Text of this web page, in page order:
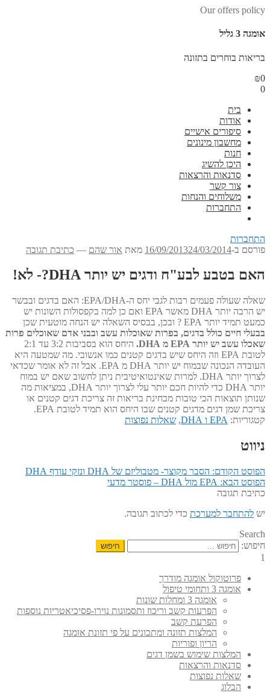
Our offers policy
אומגה 3 גליל
בריאות בוחרים בתזונה
₪0
0
בית
אודות
סיפורים אישיים
מחשבון מינונים
חנות
היכן להשיג
סדנאות והרצאות
צור קשר
משלוחים והנחות
התחברות
התחברות
פורסם ב-
16/09/201324/03/2014 מאת אור שהם — כתיבת תגובה
האם בטבע לבע"ח ודגים יש יותר DHA?- לא!
שאלה שעולה פעמים רבות לגבי יחס ה-EPA/DHA: האם בדגים ובבשר
יש הרבה יותר DHA מאשר EPA ואם כן למה בקפסולות השונות יש
כמעט תמיד יותר EPA ? ובכן, בבסיס השאלה יש הנחה מוטעית שכן
בבעלי חיים כולל בדגים, בפרות שאוכלות עשב ובבני אדם שאוכלים פרות
שאכלו עשב יש יותר EPA מ DHA.
היחס הוא בסביבות 3:2 עד 2:1
לטובת EPA וזה היחס שיש בדגים קטנים כמו אנשובי. מה שמטעה היא
העובדה הנכונה שבמוח יש יותר DHA מ EPA. אבל זה לא אומר שכדאי
לצרוך יותר DHA. למרות שאינטואיטיבית ניתן לחשוב שאם יש במוח
יותר DHA כדי להיות חכם יותר עלי לצרוך יותר DHA, במציאות מה
שנותן תוצאות הכי טובות מבחינת בריאות זה צריכת דגים קטנים או
צריכת שמן דגים מדגים קטנים שבו היחס הוא תמיד לטובת EPA.
קטגוריות: EPA ו DHA , שאלות נפוצות
ניווט
הפוסט הקודם: הסבר מקוצר- מטבוליזם של DHA ונזקי עודף DHA
הפוסט הבא: EPA מול DHA – פוסטר מדעי
כתיבת תגובה
יש להתחבר למערכת כדי לכתוב תגובה.
Search
חיפוש:
1
פרוטוקול אומגה מודרך
אומגה 3 ותחומי טיפול
אומגה 3 ומחלות שונות
הפרעות קשב וריכוז ותסמונות נוירו-פסיכיאטריות נוספות
הפרעת קשב
המלצות תזונה ומתכונים על פי תזונת אומגה
הריון ופוריות
המלצות שימוש בשמן דגים
סדנאות והרצאות
שאלות נפוצות
הבלוג